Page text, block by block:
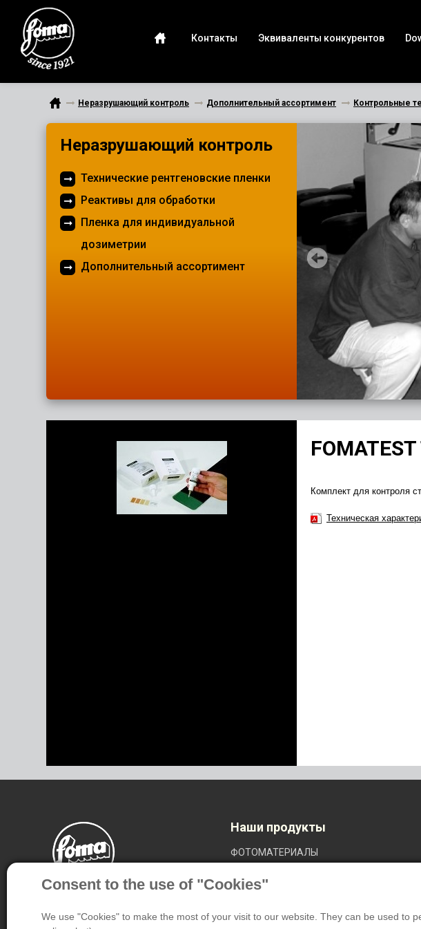
Consent to the use of "Cookies"
We use "Cookies" to make the most of your visit to our website. They can be used to
Контакты Эквиваленты конкурентов
Неразрушающий контроль Дополнительный ассортимент Контрольные
Неразрушающий контроль
Технические рентгеновские пленки
Реактивы для обработки
Пленка для индивидуальной
дозиметрии
Дополнительный ассортимент
Комплект для контроля
Техническая
Наши продукты
ФОТОМАТЕРИАЛЫ
МЕДИЦИНСКИЕ МАТЕРИАЛЫ